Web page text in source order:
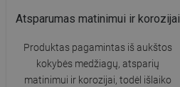
Atsparumas matinimui ir korozijai
Produktas pagamintas iš aukštos
kokybės medžiagų, atsparių
matinimui ir korozijai, todėl išlaiko